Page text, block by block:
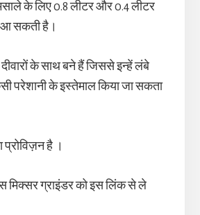
के लिए 0.8 लीटर और 0.4 लीटर
आ सकती है।
के साथ बने हैं जिससे इन्हें लंबे
परेशानी के इस्तेमाल किया जा सकता
प्रोविज़न है ।
ग्राइंडर को इस लिंक से ले